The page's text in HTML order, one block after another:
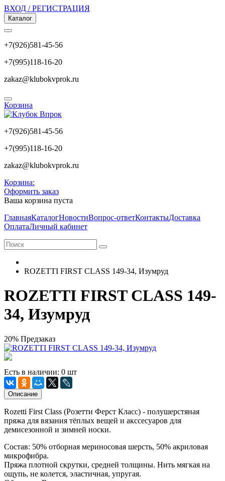
ВХОД / РЕГИСТРАЦИЯ
Каталог
+7(926)581-45-56
+7(995)118-16-20
zakaz@klubokvprok.ru
Корзина
+7(926)581-45-56
+7(995)118-16-20
zakaz@klubokvprok.ru
Корзина:
Оформить заказ
Ваша корзина пуста
ГлавнаяКаталогНовостиВопрос-ответКонтактыДоставка
ОплатаЛичный кабинет
ROZETTI FIRST CLASS 149-34, Изумруд
ROZETTI FIRST CLASS 149-
34, Изумруд
20% Предзаказ
Есть в наличии: 0 шт
Описание
Rozetti First Class (Розетти Ферст Класс) - полушерстяная
пряжа для вязания тёплых вещей и акссесуаров для
демисезонной и зимней носки.
Состав: 50% отборная мериносовая шерсть, 50% акриловая
микрофибра.
Пряжа плотной скрутки, средней толщины. Нить мягкая на
ощупь, не колется, эластичная, упругая.